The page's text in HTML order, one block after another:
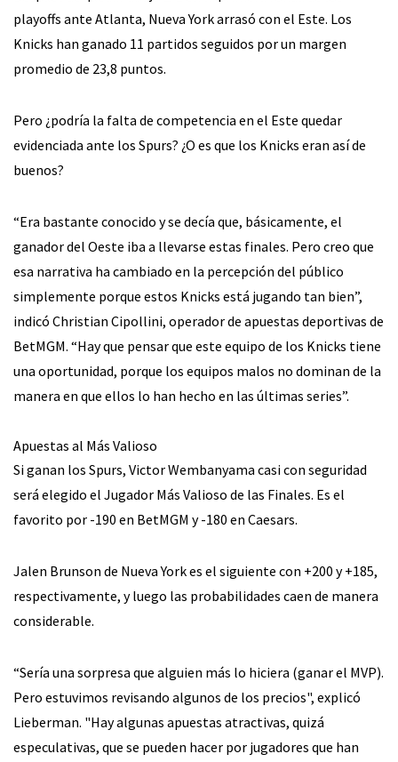
playoffs ante Atlanta, Nueva York arrasó con el Este. Los
Knicks han ganado 11 partidos seguidos por un margen
promedio de 23,8 puntos.
Pero ¿podría la falta de competencia en el Este quedar
evidenciada ante los Spurs? ¿O es que los Knicks eran así de
buenos?
“Era bastante conocido y se decía que, básicamente, el
ganador del Oeste iba a llevarse estas finales. Pero creo que
esa narrativa ha cambiado en la percepción del público
simplemente porque estos Knicks está jugando tan bien”,
indicó Christian Cipollini, operador de apuestas deportivas de
BetMGM. “Hay que pensar que este equipo de los Knicks tiene
una oportunidad, porque los equipos malos no dominan de la
manera en que ellos lo han hecho en las últimas series”.
Apuestas al Más Valioso
Si ganan los Spurs, Victor Wembanyama casi con seguridad
será elegido el Jugador Más Valioso de las Finales. Es el
favorito por -190 en BetMGM y -180 en Caesars.
Jalen Brunson de Nueva York es el siguiente con +200 y +185,
respectivamente, y luego las probabilidades caen de manera
considerable.
“Sería una sorpresa que alguien más lo hiciera (ganar el MVP).
Pero estuvimos revisando algunos de los precios", explicó
Lieberman. "Hay algunas apuestas atractivas, quizá
especulativas, que se pueden hacer por jugadores que han